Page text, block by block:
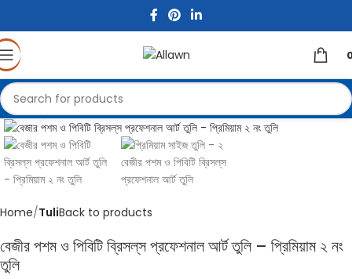
Click to enlarge
Home TuliBack to products
বেজীর পশম ও পিবিটি ব্রিসল্‌স প্রফেশনাল আর্ট তুলি – প্রিমিয়াম ২ নং
তুলি